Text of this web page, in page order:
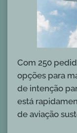
Com 250
opções para
de intenção
está
de aviação